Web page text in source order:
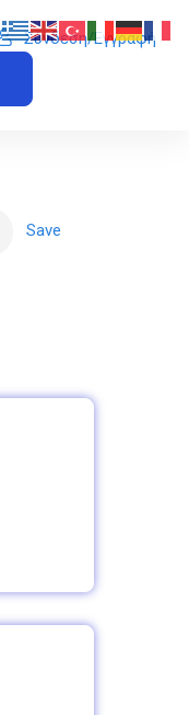
Σύνδεση/Εγγραφή
Save